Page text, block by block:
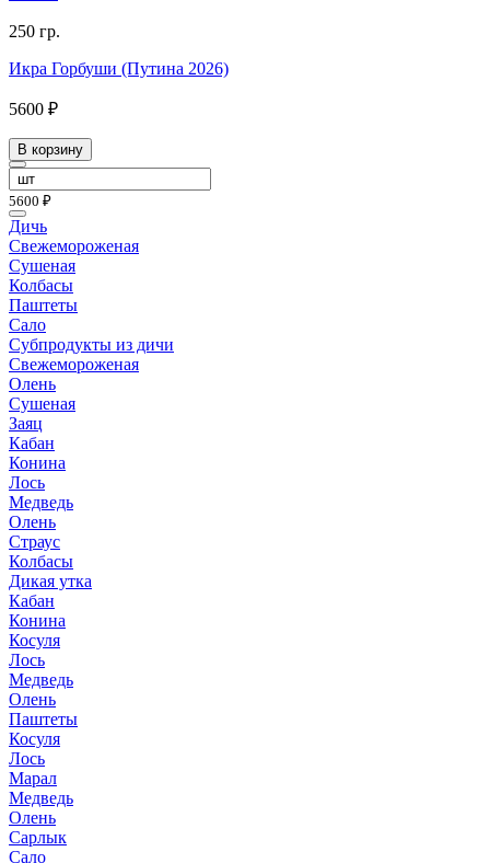
250 гр.
Икра Горбуши (Путина 2026)
5600 ₽
В корзину
5600 ₽
Дичь
Свежемороженая
Сушеная
Колбасы
Паштеты
Сало
Субпродукты из дичи
Свежемороженая
Олень
Сушеная
Заяц
Кабан
Конина
Лось
Медведь
Олень
Страус
Колбасы
Дикая утка
Кабан
Конина
Косуля
Лось
Медведь
Олень
Паштеты
Косуля
Лось
Марал
Медведь
Олень
Сарлык
Сало